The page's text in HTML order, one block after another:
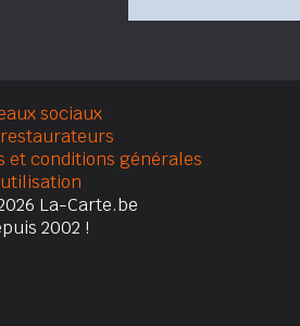
sociaux
et conditions générales
La-Carte.be
2002 !